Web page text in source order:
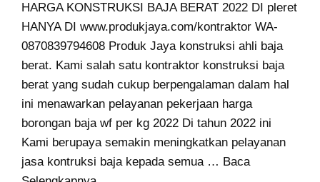
HARGA KONSTRUKSI BAJA BERAT 2022 DI pleret
HANYA DI www.produkjaya.com/kontraktor WA-
0870839794608 Produk Jaya konstruksi ahli baja
berat. Kami salah satu kontraktor konstruksi baja
berat yang sudah cukup berpengalaman dalam hal
ini menawarkan pelayanan pekerjaan harga
borongan baja wf per kg 2022 Di tahun 2022 ini
Kami berupaya semakin meningkatkan pelayanan
jasa kontruksi baja kepada semua … Baca